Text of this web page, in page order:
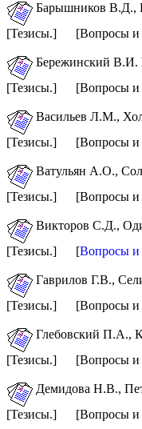
Барышников В.Д.,
[Тезисы.] [Вопросы и
Бережинский В.И.
[Тезисы.] [Вопросы и
Васильев Л.М.,
[Тезисы.] [Вопросы и
Ватульян А.О.,
[Тезисы.] [Вопросы и
Викторов С.Д.,
[Тезисы.] [Вопросы
Гаврилов Г.В.,
[Тезисы.] [Вопросы и
Глебовский П.А.,
[Тезисы.] [Вопросы и
Демидова Н.В.,
[Тезисы.] [Вопросы и